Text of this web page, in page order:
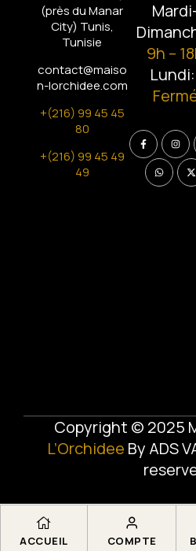
ACCUEIL COMPTE
(près du Manar
City) Tunis,
Tunisie
contact@maiso
n-lorchidee.com
+(216) 99 45 45
80
+(216) 99 45 49
49
9h –
Lundi:
Copyright © 2025
L’Orchidee By ADS